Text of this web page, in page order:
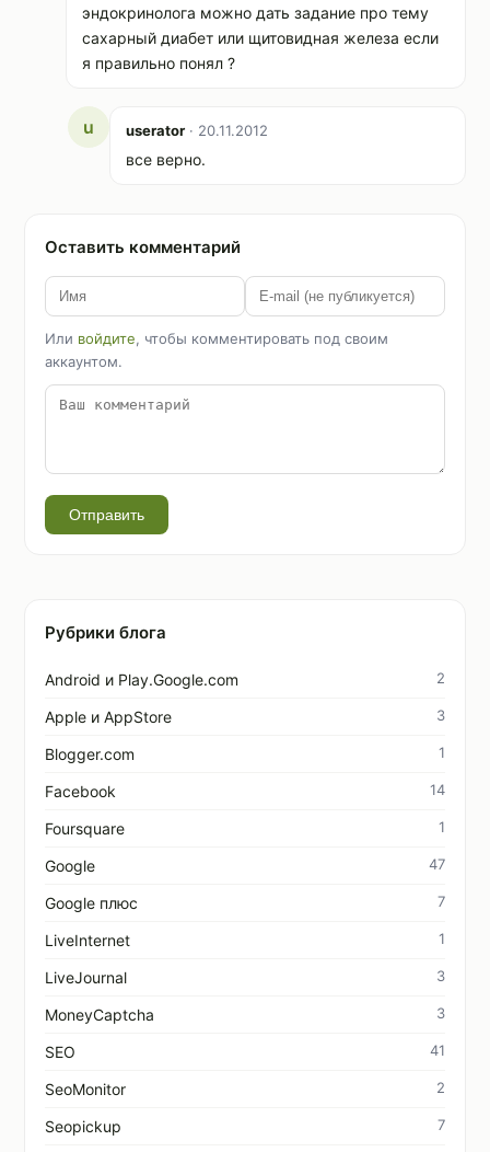
эндокринолога можно дать задание про тему
сахарный диабет или щитовидная железа если
я правильно понял ?
u userator · 20.11.2012
все верно.
Оставить комментарий
Или войдите, чтобы комментировать под своим
аккаунтом.
Отправить
Рубрики блога
Android и Play.Google.com 2
Apple и AppStore 3
Blogger.com 1
Facebook 14
Foursquare 1
Google 47
Google плюс 7
LiveInternet 1
LiveJournal 3
MoneyCaptcha 3
SEO 41
SeoMonitor 2
Seopickup 7